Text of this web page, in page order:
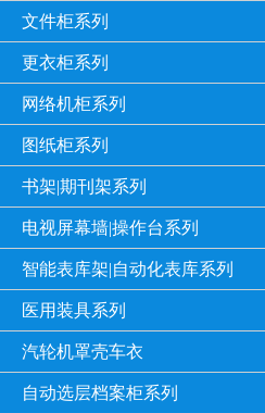
文件柜系列
更衣柜系列
网络机柜系列
图纸柜系列
书架|期刊架系列
电视屏幕墙|操作台系列
智能表库架|自动化表库系列
医用装具系列
汽轮机罩壳车衣
自动选层档案柜系列